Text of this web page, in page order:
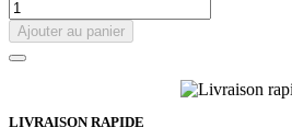
Ajouter au panier
LIVRAISON RAPIDE